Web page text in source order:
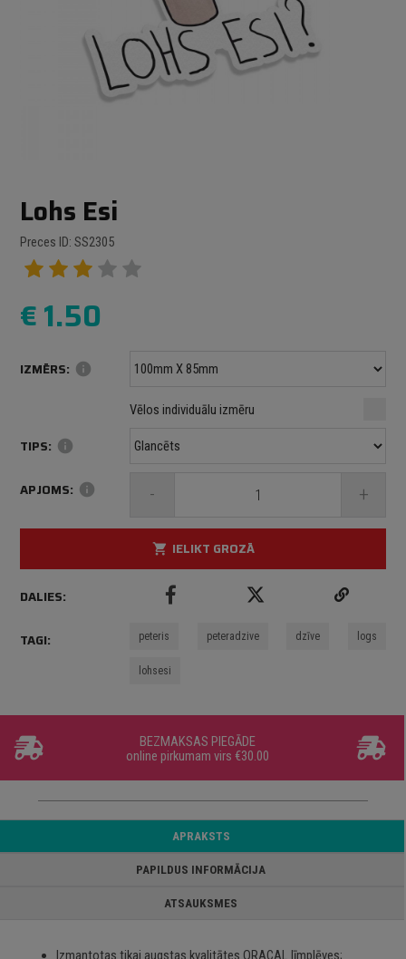
Lohs Esi
Preces ID: SS2305
€1.50
IZMĒRS: info
mm mm
Maksimālais izmērs: 1000 mm
Vēlos individuālu izmēru
TIPS: info
APJOMS: info - +
shopping_cart IELIKT GROZĀ
DALIES:
TAGI: peteris peteradzive dzīve logs
lohsesi
BEZMAKSAS PIEGĀDE
online pirkumam virs €30.00
APRAKSTS
PAPILDUS INFORMĀCIJA
ATSAUKSMES
Izmantotas tikai augstas kvalitātes ORACAL līmplēves;